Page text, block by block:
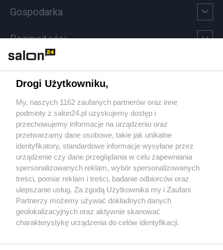
Gospodarka
Rozmaitości
Sport
Społeczeństwo
Kultura
X Facebook Instagram Youtube
Drogi Użytkowniku,
My, naszych 1162 zaufanych partnerów oraz inne
podmioty z salon24.pl uzyskujemy dostęp i
przechowujemy informacje na urządzeniu oraz
przetwarzamy dane osobowe, takie jak unikalne
identyfikatory, standardowe informacje wysyłane przez
urządzenie czy dane przeglądania w celu zapewniania
spersonalizowanych reklam, wybór spersonalizowanych
treści, pomiar reklam i treści, badanie odbiorców oraz
ulepszanie usług. Za zgodą Użytkownika my i Zaufani
Partnerzy możemy używać dokładnych danych
geolokalizacyjnych oraz aktywnie skanować
charakterystykę urządzenia do celów identyfikacji.